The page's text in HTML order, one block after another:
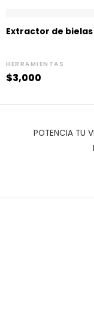
Extractor de bielas
HERRAMIENTAS
$3,000
POTENCIA TU